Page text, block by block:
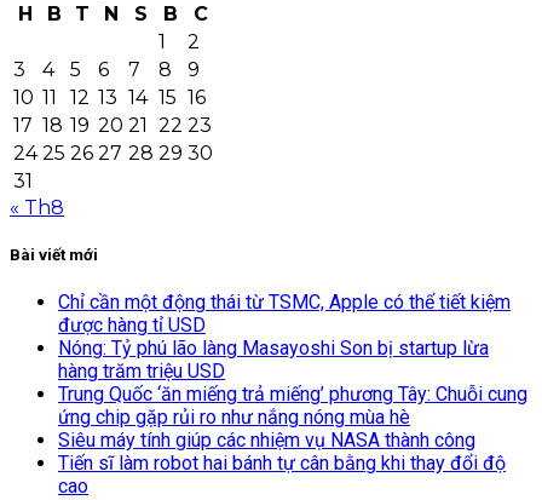
H
B T N S B
C
1
2
3
4 5 6 7 8
9
10 11 12 13 14 15 16
17 18 19 20 21 22 23
24 25 26 27 28 29 30
31
« Th8
Bài viết mới
Chỉ cần một động thái từ TSMC, Apple có thể tiết kiệm
được hàng tỉ USD
Nóng: Tỷ phú lão làng Masayoshi Son bị startup lừa
hàng trăm triệu USD
Trung Quốc ‘ăn miếng trả miếng’ phương Tây: Chuỗi cung
ứng chip gặp rủi ro như nắng nóng mùa hè
Siêu máy tính giúp các nhiệm vụ NASA thành công
Tiến sĩ làm robot hai bánh tự cân bằng khi thay đổi độ
cao